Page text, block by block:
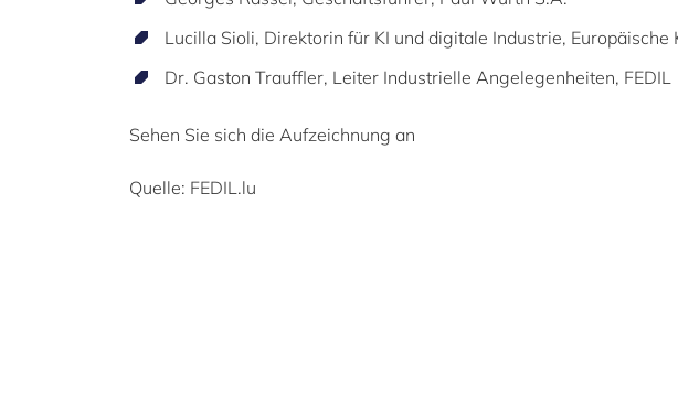
Lucilla Sioli, Direktorin für KI und digitale Industrie, Europäische
Dr. Gaston Trauffler, Leiter Industrielle Angelegenheiten, FEDIL
Sehen Sie sich die Aufzeichnung an
Quelle: FEDIL.lu